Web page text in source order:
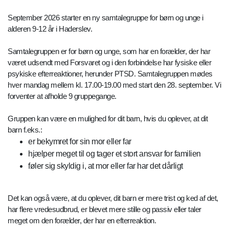
September 2026 starter en ny samtalegruppe for børn og unge i
alderen 9-12 år i Haderslev.
Samtalegruppen er for børn og unge, som har en forælder, der har
været udsendt med Forsvaret og i den forbindelse har fysiske eller
psykiske efterreaktioner, herunder PTSD. Samtalegruppen mødes
hver mandag mellem kl. 17.00-19.00 med start den 28. september. Vi
forventer at afholde 9 gruppegange.
Gruppen kan være en mulighed for dit barn, hvis du oplever, at dit
barn f.eks.:
er bekymret for sin mor eller far
hjælper meget til og tager et stort ansvar for familien
føler sig skyldig i, at mor eller far har det dårligt
Det kan også være, at du oplever, dit barn er mere trist og ked af det,
har flere vredesudbrud, er blevet mere stille og passiv eller taler
meget om den forælder, der har en efterreaktion.